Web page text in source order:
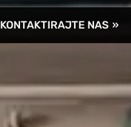
KONTAKTIRAJTE NAS